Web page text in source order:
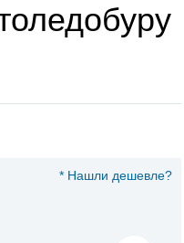
* Нашли дешевле?